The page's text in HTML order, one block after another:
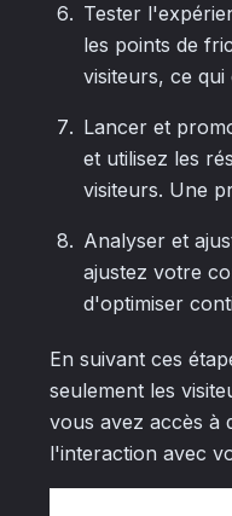
Tester
les points de
visiteurs, ce
Lancer et
et utilisez les
visiteurs. Une
Analyser et
ajustez votre
d'optimiser
En suivant ces
seulement les
vous avez accès à
l'interaction avec